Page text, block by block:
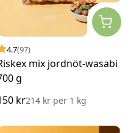
4.7(97)
mix jordnöt-wasabi
g
kr214 kr per 1 kg